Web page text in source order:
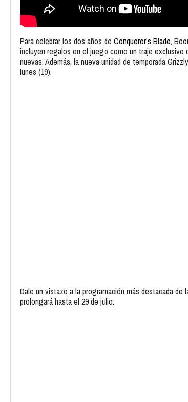
Para celebrar los dos años de Conqueror’s Blade,
incluyen regalos en el juego como un traje exclusivo
nuevas. Además, la nueva unidad de temporada
lunes (19).
Dale un vistazo a la programación más destacada
prolongará hasta el 29 de julio: